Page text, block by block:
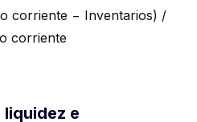
corriente − Inventarios) /
corriente
liquidez e